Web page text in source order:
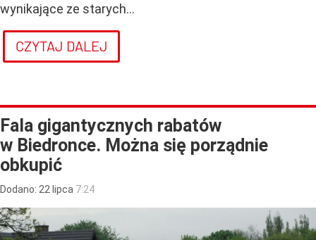
wynikające ze starych...
CZYTAJ DALEJ
Fala gigantycznych rabatów
w Biedronce. Można się porządnie
obkupić
Dodano: 22 lipca 7:24